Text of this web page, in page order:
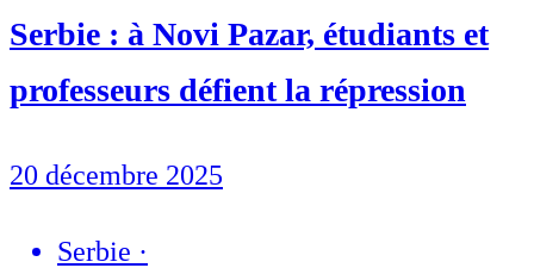
Serbie : à Novi Pazar, étudiants et
professeurs défient la répression
20 décembre 2025
Serbie ·